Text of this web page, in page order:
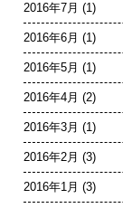
2016年7月 (1)
2016年6月 (1)
2016年5月 (1)
2016年4月 (2)
2016年3月 (1)
2016年2月 (3)
2016年1月 (3)